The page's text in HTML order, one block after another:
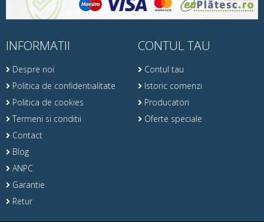
INFORMATII
Despre noi
Politica de confidentialitate
Politica de cookies
Termeni si conditii
Contact
Blog
ANPC
Garantie
Retur
CONTUL TAU
Contul tau
Istoric comenzi
Producatori
Oferte speciale